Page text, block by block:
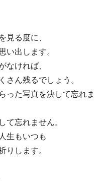
見る度に、
い出します。
なければ、
さん残るでしょう。
った写真を決して忘れま
て忘れません。
生もいつも
りします。